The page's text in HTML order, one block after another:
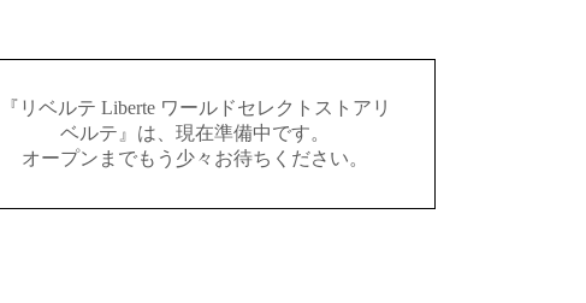
『リベルテ Liberte ワールドセレクトストアリ
ベルテ』は、現在準備中です。
オープンまでもう少々お待ちください。